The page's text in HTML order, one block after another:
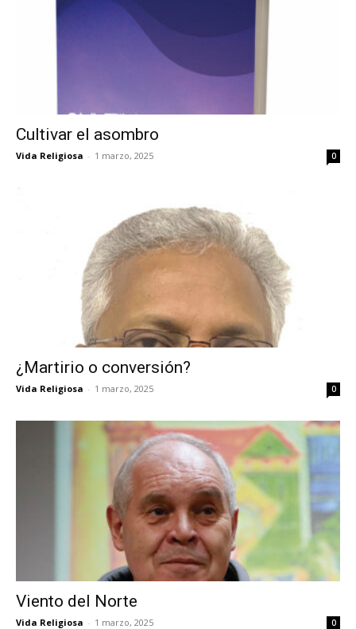
Cultivar el asombro
Vida Religiosa - 1 marzo, 2025 0
¿Martirio o conversión?
Vida Religiosa - 1 marzo, 2025 0
Viento del Norte
Vida Religiosa - 1 marzo, 2025 0